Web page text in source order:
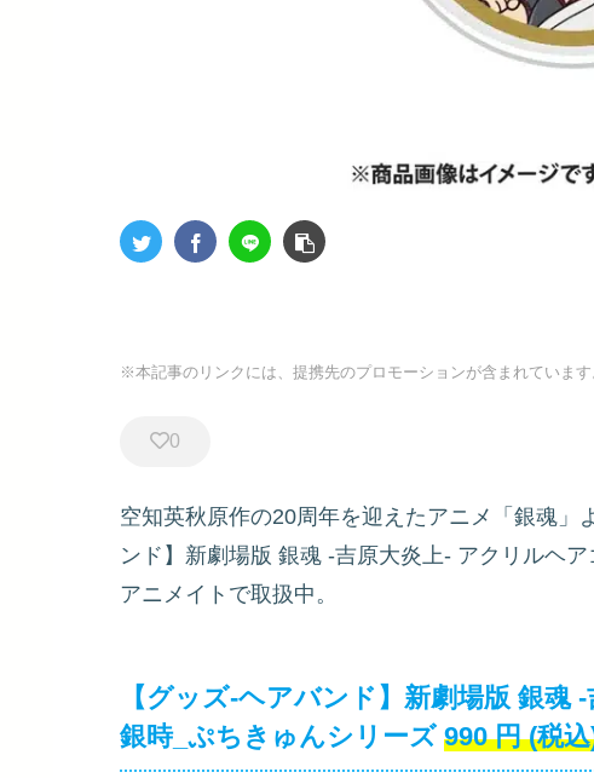
※本記事のリンクには、提携先のプロモーションが含まれていま
0
空知英秋原作の20周年を迎えたアニメ「銀魂
ンド】新劇場版 銀魂 -吉原大炎上- アクリルヘ
アニメイトで取扱中。
【グッズ-ヘアバンド】新劇場版 銀魂
銀時_ぷちきゅんシリーズ 990 円 (税